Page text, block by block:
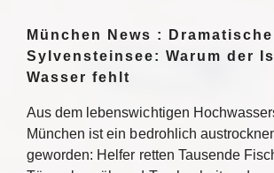
München News :
Sylvensteinsee: Warum der
Wasser fehlt
Aus dem lebenswichtigen
München ist ein bedrohlich
geworden: Helfer retten Tausende